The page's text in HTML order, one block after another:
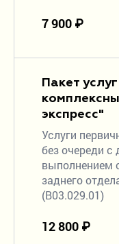
7 900 ₽
Пакет
экспресс"
Услуги
без очереди
выполнением
заднего
(В03.029.01)
12 800 ₽